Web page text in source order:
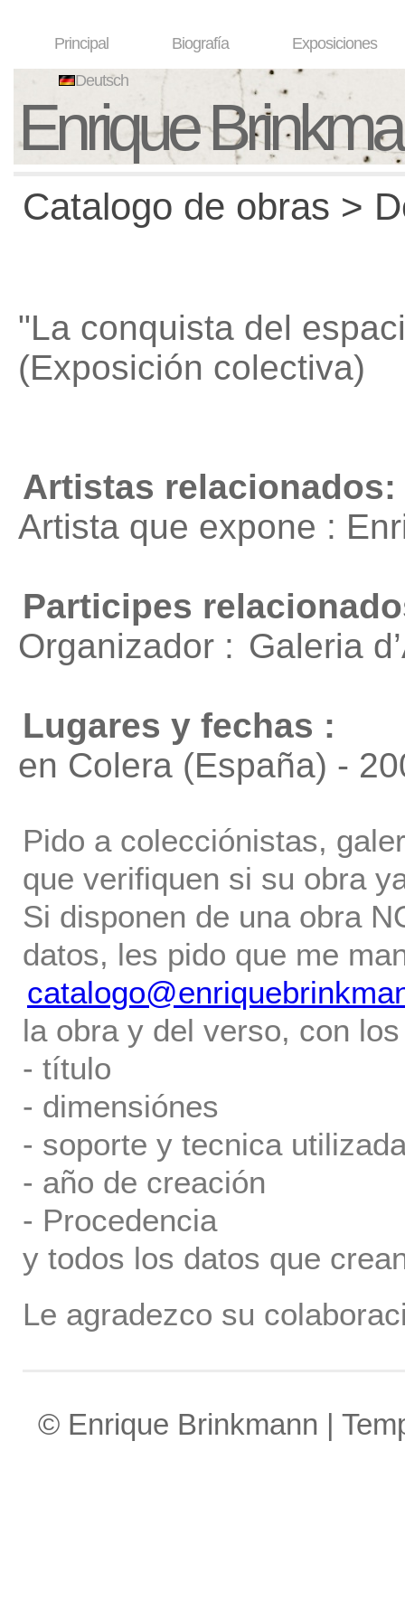
Principal Biografía Exposiciones
Deutsch
Enrique
Catalogo de obras >
"La conquista del
(Exposición colectiva)
Artistas relacionados:
Artista que expone :
Participes
Organizador : Galeria
Lugares y fechas :
en Colera (España) -
Pido a colecciónistas,
que verifiquen si su obra
Si disponen de una obra
datos, les pido que me
la obra y del verso, con
- título
- dimensiónes
- soporte y tecnica
- año de creación
- Procedencia
y todos los datos que
Le agradezco su
© Enrique Brinkmann |